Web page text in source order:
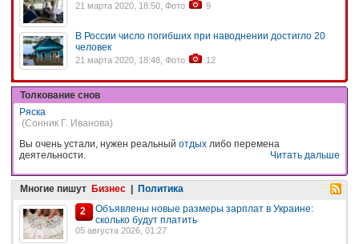
21 марта 2020, 18:50, Фото 9
В России число погибших при наводнении достигло 20
человек
21 марта 2020, 18:48, Фото 12
Толкование снов
Ряска
(Сонник Г. Иванова)
Вы очень устали, нужен реальный отдых либо перемена
деятельности.
Читать дальше
Многие пишут Бизнес
Политика
2
Объявлены новые размеры зарплат в Украине:
сколько будут платить
05 августа 2026, 01:27